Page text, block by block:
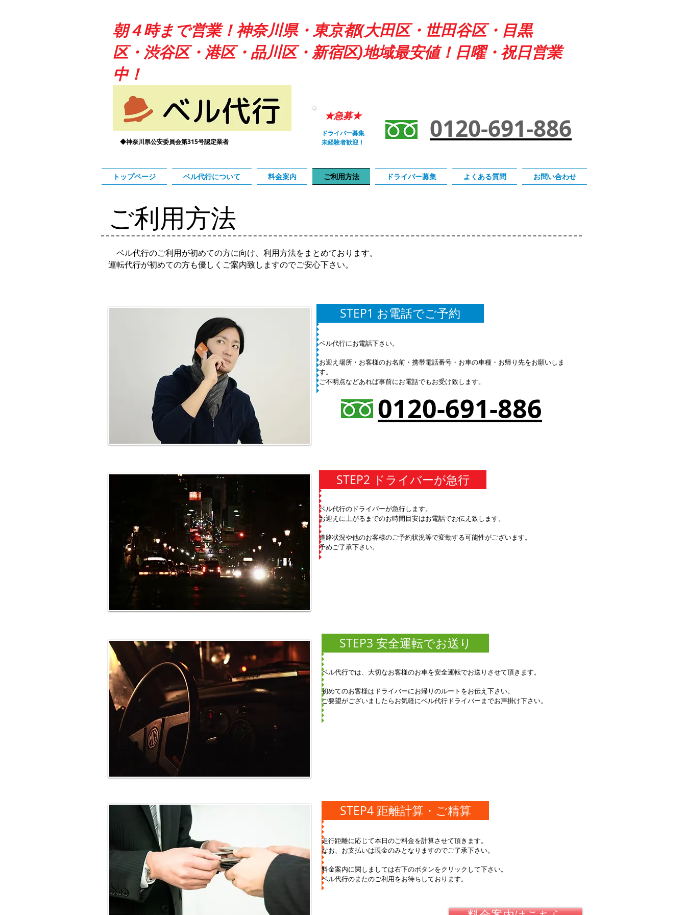
朝４時まで営業！神奈川県・東京都(大田区・世田谷区・目黒
区・渋谷区・港区・品川区・新宿区)地域最安値！日曜・祝日営業
中！
◆神奈川県公安委員会第315号認定業者
★急募★
ドライバー募集
未経験者歓迎！
0120-691-886
トップページ ベル代行について 料金案内 ご利用方法 ドライバー募集 よくある質問 お問い合わせ
ご利用方法
ベル代行のご利用が初めての方に向け、利用方法をまとめております。
運転代行が初めての方も優しくご案内致しますのでご安心下さい。
ベル代行にお電話下さい。
お迎え場所・お客様のお名前・携帯電話番号・お車の車種・お帰り先をお願いしま
す。
ご不明点などあれば事前にお電話でもお受け致します。
STEP1 お電話でご予約
0120-691-886
ベル代行のドライバーが急行します。
お迎えに上がるまでのお時間目安はお電話でお伝え致します。
道路状況や他のお客様のご予約状況等で変動する可能性がございます。
予めご了承下さい。
STEP2 ドライバーが急行
ベル代行では、大切なお客様のお車を安全運転でお送りさせて頂きます。
初めてのお客様はドライバーにお帰りのルートをお伝え下さい。
ご要望がございましたらお気軽にベル代行ドライバーまでお声掛け下さい。
STEP3 安全運転でお送り
STEP4 距離計算・ご精算
走行距離に応じて本日のご料金を計算させて頂きます。
なお、お支払いは現金のみとなりますのでご了承下さい。
料金案内に関しましては右下のボタンをクリックして下さい。
ベル代行のまたのご利用をお待ちしております。